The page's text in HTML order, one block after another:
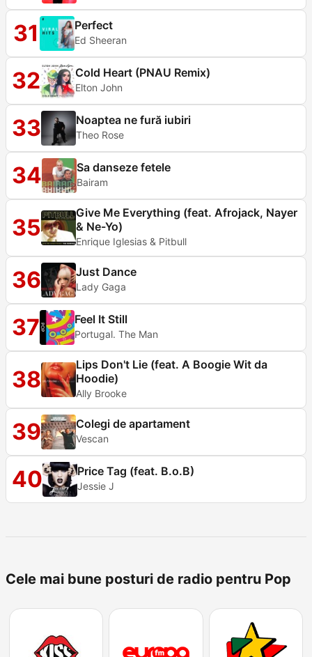
31 Perfect
Ed Sheeran
32 Cold Heart (PNAU Remix)
Elton John
33 Noaptea ne fură iubiri
Theo Rose
34 Sa danseze fetele
Bairam
35
Give Me Everything (feat. Afrojack, Nayer
& Ne-Yo)
Enrique Iglesias & Pitbull
36 Just Dance
Lady Gaga
37 Feel It Still
Portugal. The Man
38
Lips Don't Lie (feat. A Boogie Wit da
Hoodie)
Ally Brooke
39 Colegi de apartament
Vescan
40 Price Tag (feat. B.o.B)
Jessie J
Cele mai bune posturi de radio pentru Pop